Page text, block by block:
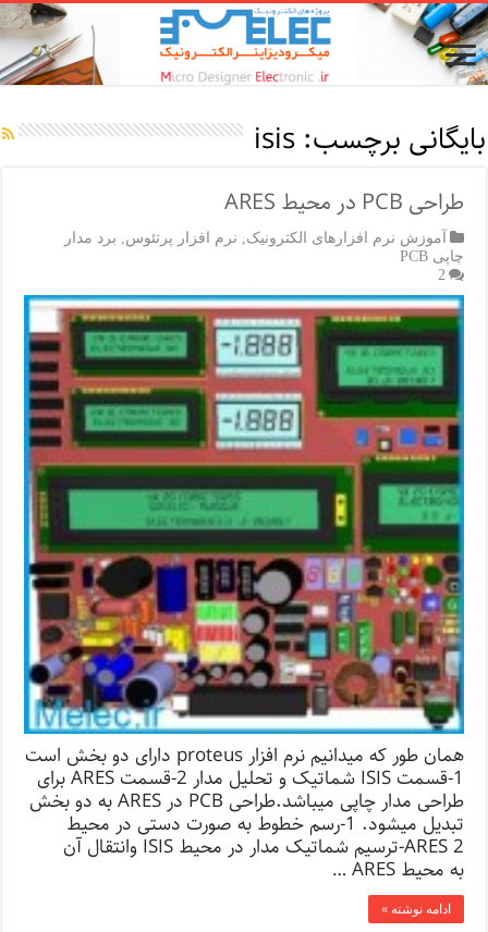
بایگانی برچسب:isis
طراحی PCB در محیط ARES
آموزش نرم افزارهای الکترونیک نرم افزار پرتئوس
برد مدار
چاپی PCB
2
همان طور که میدانیم نرم افزار proteus دارای دو بخش است
1-قسمت ISIS شماتیک و تحلیل مدار 2-قسمت ARES برای
طراحی مدار چاپی میباشد.طراحی PCB در ARES به دو بخش
تبدیل میشود. 1-رسم خطوط به صورت دستی در محیط
ARES 2-ترسیم شماتیک مدار در محیط ISIS وانتقال آن
به محیط ARES …
ادامه نوشته »